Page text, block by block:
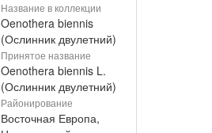
Название в коллекции
Oenothera biennis
(Ослинник двулетний)
Принятое название
Oenothera biennis L.
(Ослинник двулетний)
Районирование
Восточная Европа,